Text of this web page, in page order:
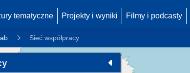
tematyczne Projekty i wyniki Filmy i podcasty
Sieć współpracy